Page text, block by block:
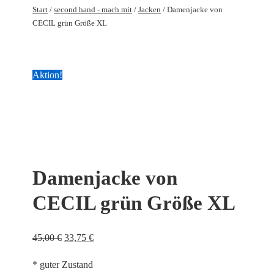
Start / second hand - mach mit / Jacken / Damenjacke von
CECIL grün Größe XL
Aktion!
Damenjacke von
CECIL grün Größe XL
45,00€ Ursprünglicher
war:
33,75 €Aktueller
* guter Zustand